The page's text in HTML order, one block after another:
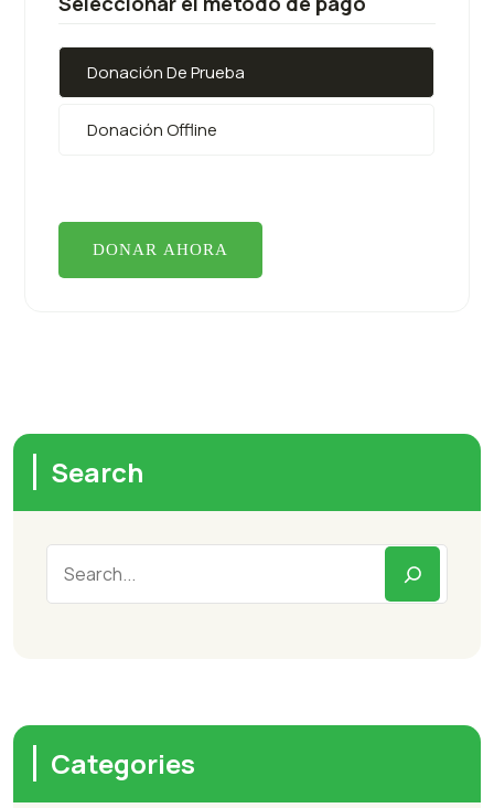
Donación De Prueba
Donación Offline
Search
Categories